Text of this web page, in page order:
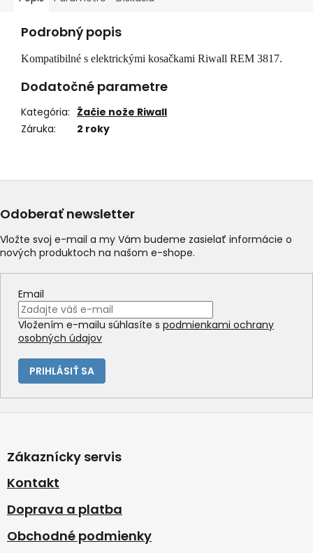
Podrobný popis
Kompatibilné s elektrickými kosačkami Riwall REM 3817.
Dodatočné parametre
Kategória: Žačie nože Riwall
Záruka: 2 roky
Odoberať newsletter
Vložte svoj e-mail a my Vám budeme zasielať informácie o
nových produktoch na našom e-shope.
Email
Vložením e-mailu súhlasíte s podmienkami ochrany
osobných údajov
PRIHLÁSIŤ SA
p
ä
e
Zákaznícky servis
Kontakt
Doprava a platba
Obchodné podmienky